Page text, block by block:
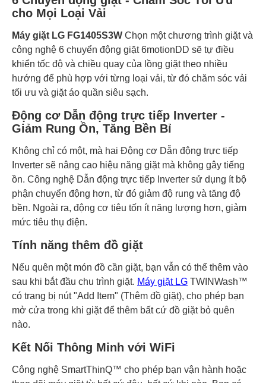
cho Mọi Loại Vải
Máy giặt LG FG1405S3W Chọn một chương trình giặt và
công nghệ 6 chuyển động giặt 6motionDD sẽ tự điều
khiển tốc độ và chiều quay của lồng giặt theo nhiều
hướng để phù hợp với từng loại vải, từ đó chăm sóc vải
tối ưu và giặt áo quần siêu sạch.
Động cơ Dẫn động trực tiếp Inverter -
Giảm Rung Ồn, Tăng Bền Bỉ
Không chỉ có một, mà hai Động cơ Dẫn động trực tiếp
Inverter sẽ nâng cao hiệu năng giặt mà không gây tiếng
ồn. Công nghệ Dẫn động trực tiếp Inverter sử dụng ít bộ
phận chuyển động hơn, từ đó giảm độ rung và tăng độ
bền. Ngoài ra, động cơ tiêu tốn ít năng lượng hơn, giảm
mức tiêu thụ điện.
Tính năng thêm đồ giặt
Nếu quên một món đồ cần giặt, bạn vẫn có thể thêm vào
sau khi bắt đầu chu trình giặt. Máy giặt LG TWINWash™
có trang bị nút "Add Item" (Thêm đồ giặt), cho phép bạn
mở cửa trong khi giặt để thêm bất cứ đồ giặt bỏ quên
nào.
Kết Nối Thông Minh với WiFi
Công nghệ SmartThinQ™ cho phép bạn vận hành hoặc